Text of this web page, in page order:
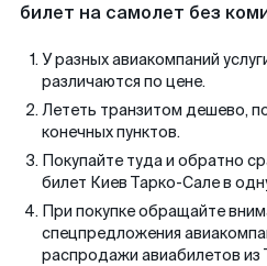
билет на самолет без
У разных авиакомпаний
различаются по цене.
Лететь транзитом дешево,
конечных пунктов.
Покупайте туда и обратно
билет Киев Тарко-Сале в
При покупке обращайте
спецпредложения
распродажи авиабилетов из